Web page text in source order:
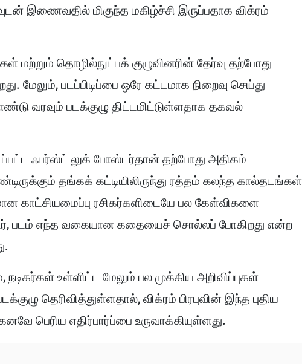
இணைவதில் மிகுந்த மகிழ்ச்சி இருப்பதாக விக்ரம்
மற்றும் தொழில்நுட்பக் குழுவினரின் தேர்வு தற்போது
மேலும், படப்பிடிப்பை ஒரே கட்டமாக நிறைவு செய்து
வரவும் படக்குழு திட்டமிட்டுள்ளதாக தகவல்
ஃபர்ஸ்ட் லுக் போஸ்டர்தான் தற்போது அதிகம்
தங்கக் கட்டியிலிருந்து ரத்தம் கலந்த கால்தடங்கள்
காட்சியமைப்பு ரசிகர்களிடையே பல கேள்விகளை
படம் எந்த வகையான கதையைச் சொல்லப் போகிறது என்ற
உள்ளிட்ட மேலும் பல முக்கிய அறிவிப்புகள்
தெரிவித்துள்ளதால், விக்ரம் பிரபுவின் இந்த புதிய
பெரிய எதிர்பார்ப்பை உருவாக்கியுள்ளது.